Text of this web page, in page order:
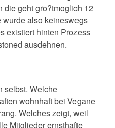
die geht gro?tmoglich 12
wurde also keineswegs
existiert hinten Prozess
ausdehnen.
selbst. Welche
wohnhaft bei Vegane
Welches zeigt, weil
Mitglieder ernsthafte